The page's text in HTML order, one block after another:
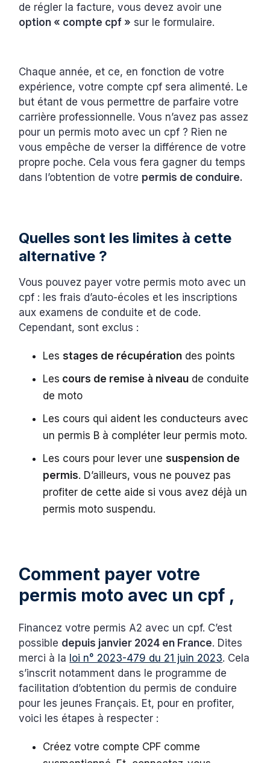
de régler la facture, vous devez avoir une
option « compte cpf » sur le formulaire.
Chaque année, et ce, en fonction de votre
expérience, votre compte cpf sera alimenté. Le
but étant de vous permettre de parfaire votre
carrière professionnelle. Vous n’avez pas assez
pour un permis moto avec un cpf ? Rien ne
vous empêche de verser la différence de votre
propre poche. Cela vous fera gagner du temps
dans l’obtention de votre permis de conduire.
Quelles sont les limites à cette
alternative ?
Vous pouvez payer votre permis moto avec un
cpf : les frais d’auto-écoles et les inscriptions
aux examens de conduite et de code.
Cependant, sont exclus :
Lesstages de récupération des points
Les cours de remise à niveau de conduite
de moto
Les cours qui aident les conducteurs avec
un permis B à compléter leur permis moto.
Les cours pour lever unesuspension de
permis. D’ailleurs, vous ne pouvez pas
profiter de cette aide si vous avez déjà un
permis moto suspendu.
Comment payer votre
permis moto avec un cpf ,
Financez votre permis A2 avec un cpf. C’est
possible depuis janvier 2024 en France. Dites
merci à la loi n° 2023-479 du 21 juin 2023. Cela
s’inscrit notamment dans le programme de
facilitation d’obtention du permis de conduire
pour les jeunes Français. Et, pour en profiter,
voici les étapes à respecter :
Créez votre compte CPF comme